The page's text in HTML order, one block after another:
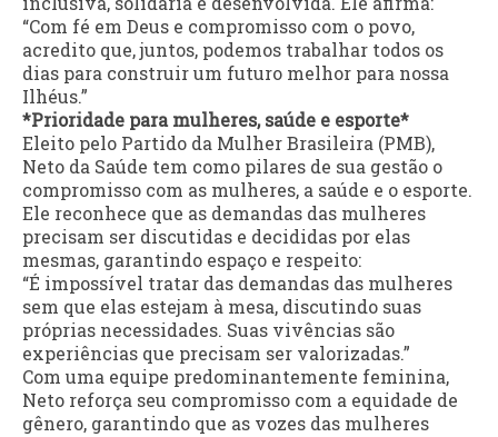
“Com fé em Deus e compromisso com o povo,
acredito que, juntos, podemos trabalhar todos os
dias para construir um futuro melhor para nossa
Ilhéus.”
*Prioridade para mulheres, saúde e esporte*
Eleito pelo Partido da Mulher Brasileira (PMB),
Neto da Saúde tem como pilares de sua gestão o
compromisso com as mulheres, a saúde e o esporte.
Ele reconhece que as demandas das mulheres
precisam ser discutidas e decididas por elas
mesmas, garantindo espaço e respeito:
“É impossível tratar das demandas das mulheres
sem que elas estejam à mesa, discutindo suas
próprias necessidades. Suas vivências são
experiências que precisam ser valorizadas.”
Com uma equipe predominantemente feminina,
Neto reforça seu compromisso com a equidade de
gênero, garantindo que as vozes das mulheres